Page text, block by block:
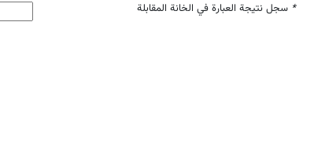
* سجل نتيجة العبارة في الخانة المقابلة